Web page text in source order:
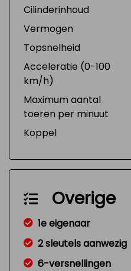
Cilinderinhoud
Vermogen
Topsnelheid
Acceleratie (0-100
km/h)
Maximum aantal
toeren per minuut
Koppel
Overige
1e eigenaar
2 sleutels aanwezig
6-versnellingen